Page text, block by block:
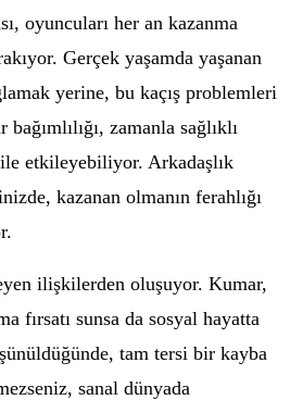
oyuncuları her an kazanma
Gerçek yaşamda yaşanan
yerine, bu kaçış problemleri
zamanla sağlıklı
etkileyebiliyor. Arkadaşlık
kazanan olmanın ferahlığı
ilişkilerden oluşuyor. Kumar,
fırsatı sunsa da sosyal hayatta
tam tersi bir kayba
sanal dünyada